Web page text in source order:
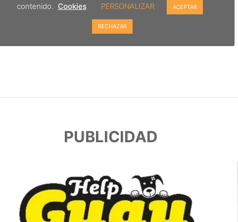
PUBLICIDAD
contenido. Cookies PERSONALIZAR ACEPTAR
RECHAZAR